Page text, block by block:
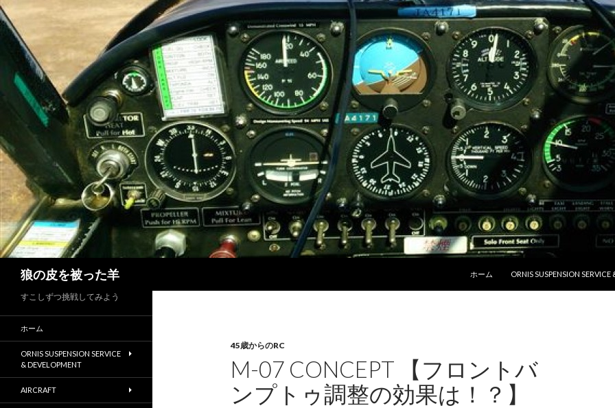
狼の皮を被った羊
ホーム
ORNIS SUSPENSION
45歳からのRC
M-07 CONCEPT 【フロントバ
ンプトゥ調整の効果は！？】
すこしずつ挑戦してみよう
ホーム
ORNIS SUSPENSION SERVICE
& DEVELOPMENT
AIRCRAFT